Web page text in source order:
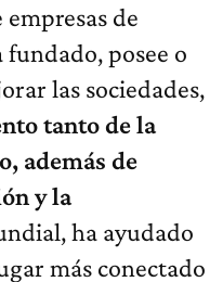
de
posee o
las sociedades,
tanto de la
además de
y la
ha ayudado
más conectado